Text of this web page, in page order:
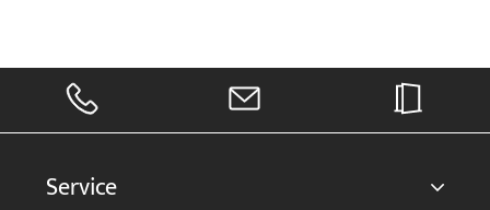
Service